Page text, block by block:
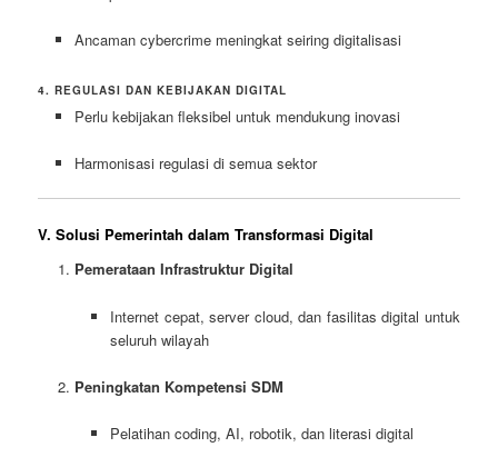
Ancaman cybercrime meningkat seiring digitalisasi
4. REGULASI DAN KEBIJAKAN DIGITAL
Perlu kebijakan fleksibel untuk mendukung inovasi
Harmonisasi regulasi di semua sektor
V. Solusi Pemerintah dalam Transformasi Digital
Pemerataan Infrastruktur Digital
Internet cepat, server cloud, dan fasilitas digital untuk
seluruh wilayah
Peningkatan Kompetensi SDM
Pelatihan coding, AI, robotik, dan literasi digital